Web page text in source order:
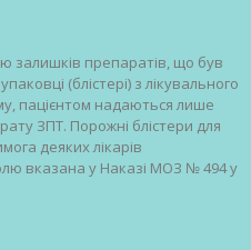
залишків препаратів, що був
(блістері) з лікувального
пацієнтом надаються лише
ЗПТ. Порожні блістери для
деяких лікарів
вказана у Наказі МОЗ № 494 у